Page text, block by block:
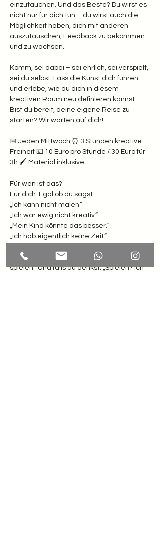
einzutauchen. Und das Beste? Du wirst es
nicht nur für dich tun – du wirst auch die
Möglichkeit haben, dich mit anderen
auszutauschen, Feedback zu bekommen
und zu wachsen.
Komm, sei dabei – sei ehrlich, sei verspielt,
sei du selbst. Lass die Kunst dich führen
und erlebe, wie du dich in diesem
kreativen Raum neu definieren kannst.
Bist du bereit, deine eigene Reise zu
starten? Wir warten auf dich!
📅 Jeden Mittwoch ⏰ 3 Stunden kreative
Freiheit 💶 10 Euro pro Stunde / 30 Euro für
3h 🖌️ Material inklusive
Für wen ist das?
Für dich. Egal ob du sagst:
„Ich kann nicht malen.“
„Ich war ewig nicht kreativ.“
„Mein Kind könnte das besser.“
„Ich hab eigentlich keine Zeit.“
Weißt du was? Hier zählt nur eines: Lust zu
spielen.  Und falls du denkst: „Spielen? Ich